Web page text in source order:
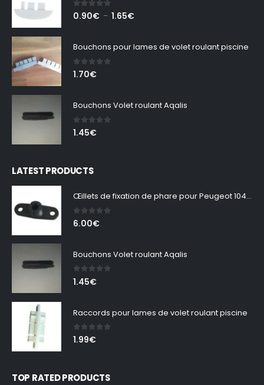
0 out of 5
0.90€ – 1.65€Plage
0.90€
Bouchons pour lames de volet roulant piscine
0 out of 5
1.70€
Bouchons Volet roulant Aqalis
0 out of 5
1.45€
LATEST PRODUCTS
Œillets de fixation de phare pour Peugeot 104 – Lot de 2
0 out of 5
6.00€
Bouchons Volet roulant Aqalis
0 out of 5
1.45€
Raccords pour lames de volet roulant piscine
0 out of 5
1.99€
TOP RATED PRODUCTS